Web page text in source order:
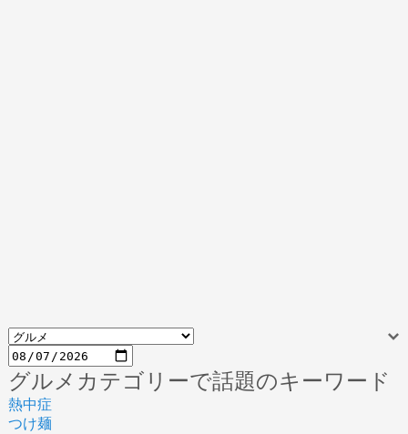
グルメカテゴリーで話題のキーワード
熱中症
つけ麺